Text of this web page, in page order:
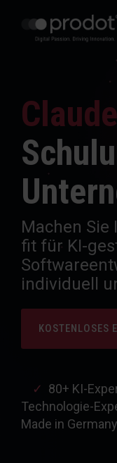
Hauptinhalt
springen.
Machen
fit für KI-
individuell
KOSTENLOSES
✓ 80+ KI-
Technologie-
Made in Germany